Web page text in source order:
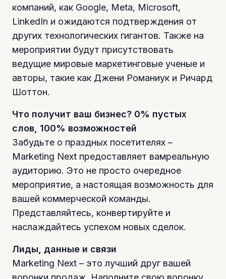
компаний, как Google, Meta, Microsoft,
LinkedIn и ожидаются подтверждения от
других технологических гигантов. Также на
мероприятии будут присутствовать
ведущие мировые маркетинговые ученые и
авторы, такие как Джени Романиук и Ричард
Шоттон.
Что получит ваш бизнес? 0% пустых
слов, 100% возможностей
Забудьте о праздных посетителях –
Marketing Next предоставляет вамреальную
аудиторию. Это не просто очередное
мероприятие, а настоящая возможность для
вашей коммерческой команды.
Представляйтесь, конвертируйте и
наслаждайтесь успехом новых сделок.
Лиды, данные и связи
Marketing Next – это лучший друг вашей